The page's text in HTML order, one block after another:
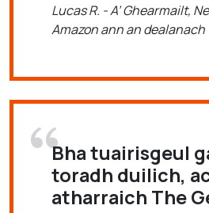
Lucas R. - A’ Ghearmailt,
Amazon ann an dealanach
Bha tuairisgeul
toradh duilich,
atharraich The